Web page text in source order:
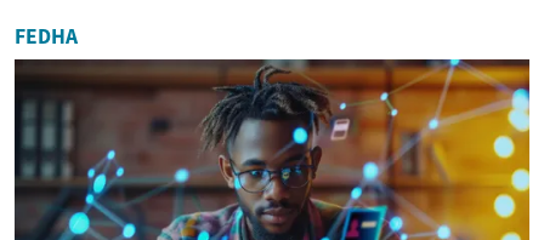
FEDHA